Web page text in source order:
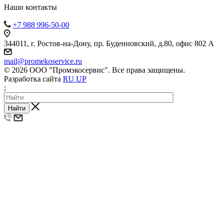
Наши контакты
+7 988 996-50-00
344011, г. Ростов-на-Дону, пр. Буденновский, д.80, офис 802 А
mail@promekoservice.ru
© 2026 ООО "Промэкосервис". Все права защищены.
Разработка сайта RU UP
;
Найти